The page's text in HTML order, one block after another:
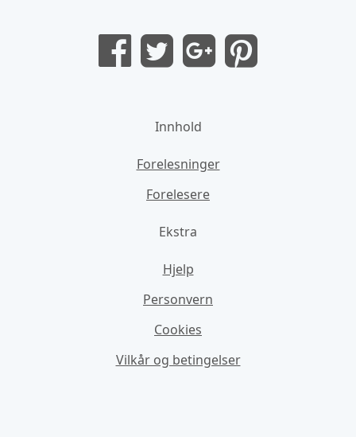
Innhold
Forelesninger
Forelesere
Ekstra
Hjelp
Personvern
Cookies
Vilkår og betingelser